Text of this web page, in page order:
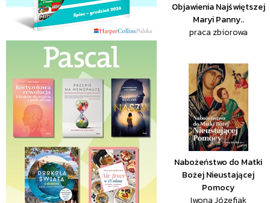
Objawienia Najświętszej
Maryi Panny..
praca zbiorowa
Nabożeństwo do Matki
Bożej Nieustającej
Pomocy
Iwona Józefiak